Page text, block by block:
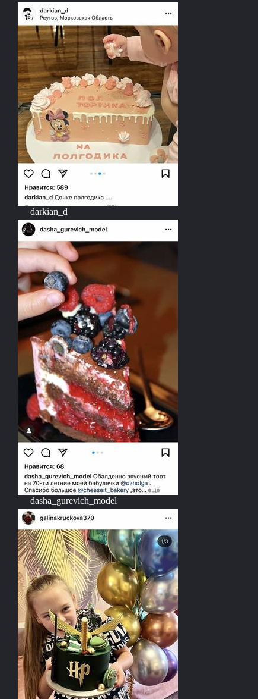
darkian_d
dasha_gurevich_model